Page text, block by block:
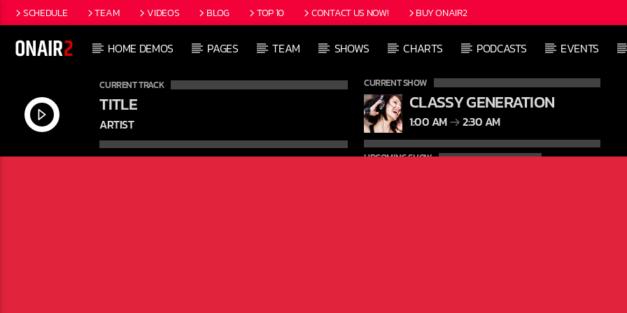
SCHEDULE TEAM VIDEOS BLOG TOP 10 CONTACT US NOW! BUY ONAIR2
HOME DEMOS PAGES TEAM SHOWS CHARTS PODCASTS EVENTS
CURRENT TRACK
TITLE
ARTIST
CURRENT SHOW
CLASSY GENERATION
1:00 AM 2:30 AM
UPCOMING SHOW